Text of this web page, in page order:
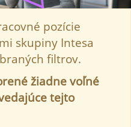
pozície
skupiny Intesa
filtrov.
žiadne voľné
tejto